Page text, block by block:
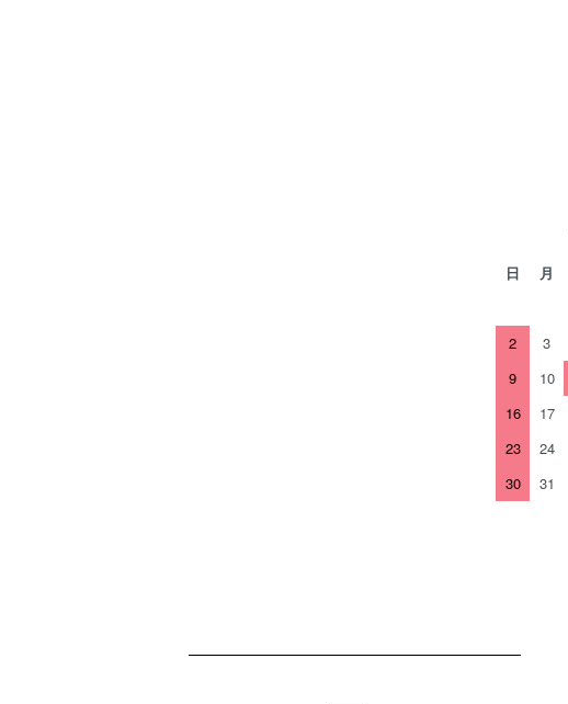
日 月
2
3
9
10
16
17
23
24
30
31